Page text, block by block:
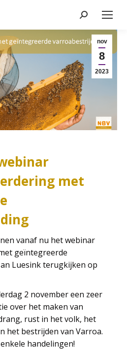
Zoeken:
nov
8
2023
met
vanaf nu het webinar
geïntegreerde
Luesink terugkijken op
2 november een zeer
over het maken van
rust in het volk, het
het bestrijden van Varroa.
handelingen!